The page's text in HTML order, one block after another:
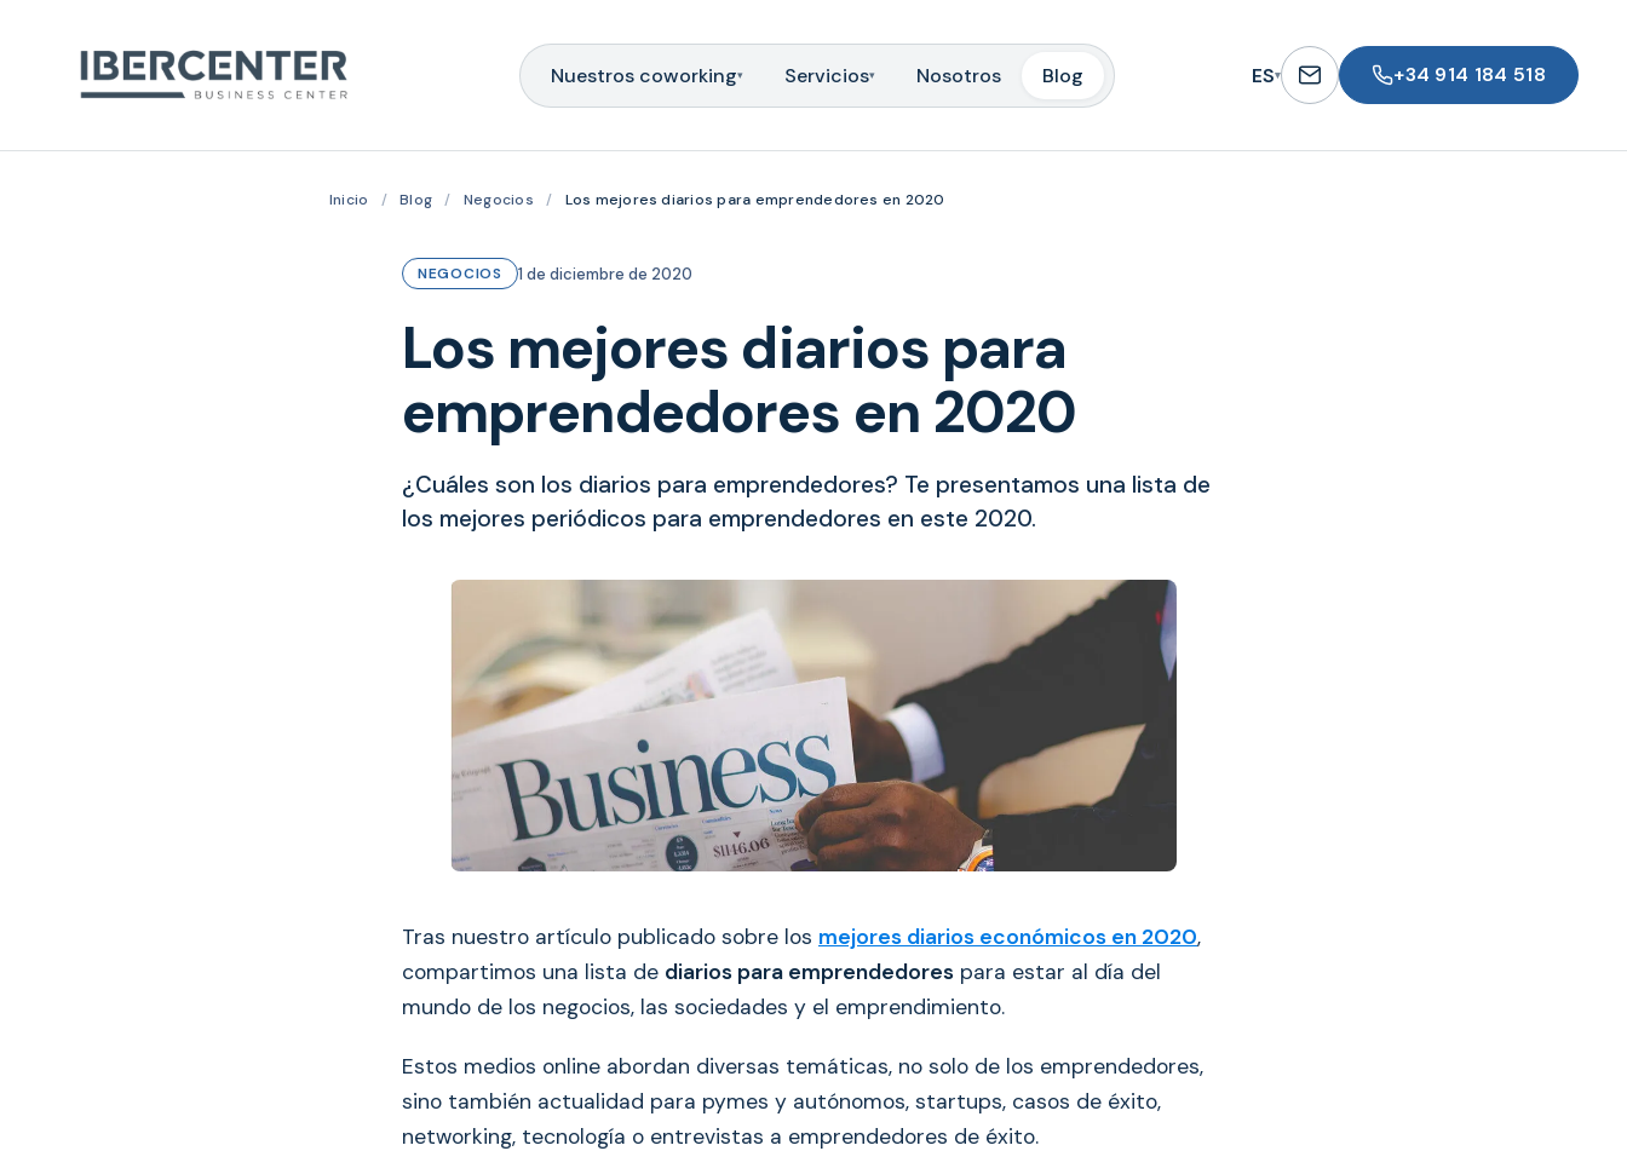
Nuestros coworking▾ Servicios▾ Nosotros Blog ES▾ +34 914 184 518
Inicio / Blog / Negocios / Los mejores diarios para emprendedores en 2020
NEGOCIOS 1 de diciembre de 2020
Los mejores diarios para
emprendedores en 2020
¿Cuáles son los diarios para emprendedores? Te presentamos una lista de
los mejores periódicos para emprendedores en este 2020.
Tras nuestro artículo publicado sobre los mejores diarios económicos en 2020,
compartimos una lista de diarios para emprendedores para estar al día del
mundo de los negocios, las sociedades y el emprendimiento.
Estos medios online abordan diversas temáticas, no solo de los emprendedores,
sino también actualidad para pymes y autónomos, startups, casos de éxito,
networking, tecnología o entrevistas a emprendedores de éxito.